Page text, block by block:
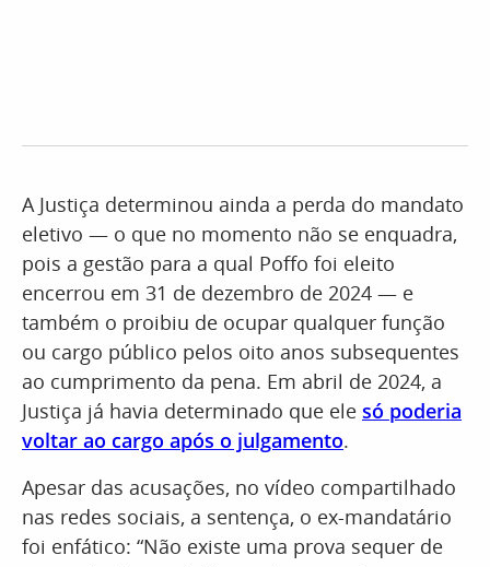
A Justiça determinou ainda a perda do mandato
eletivo — o que no momento não se enquadra,
pois a gestão para a qual Poffo foi eleito
encerrou em 31 de dezembro de 2024 — e
também o proibiu de ocupar qualquer função
ou cargo público pelos oito anos subsequentes
ao cumprimento da pena. Em abril de 2024, a
Justiça já havia determinado que ele só poderia
voltar ao cargo após o julgamento.
Apesar das acusações, no vídeo compartilhado
nas redes sociais, a sentença, o ex-mandatário
foi enfático: “Não existe uma prova sequer de